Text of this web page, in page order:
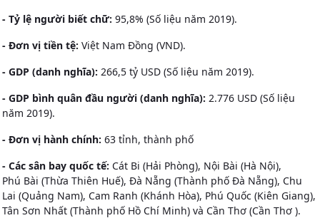
- Tỷ lệ người biết chữ: 95,8% (Số liệu năm 2019).
- Đơn vị tiền tệ: Việt Nam Đồng (VND).
- GDP (danh nghĩa): 266,5 tỷ USD (Số liệu năm 2019).
- GDP bình quân đầu người (danh nghĩa): 2.776 USD (Số liệu
năm 2019).
- Đơn vị hành chính: 63 tỉnh, thành phố
- Các sân bay quốc tế: Cát Bi (Hải Phòng), Nội Bài (Hà Nội),
Phú Bài (Thừa Thiên Huế), Đà Nẵng (Thành phố Đà Nẵng), Chu
Lai (Quảng Nam), Cam Ranh (Khánh Hòa), Phú Quốc (Kiên Giang),
Tân Sơn Nhất (Thành phố Hồ Chí Minh) và Cần Thơ (Cần Thơ ).